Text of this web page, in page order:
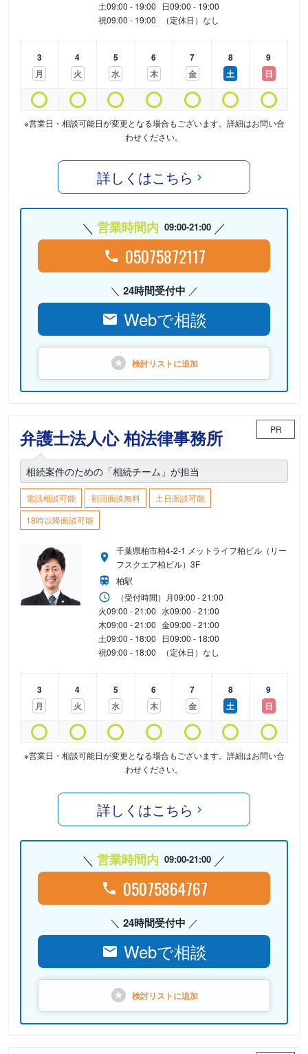
土09:00 - 19:00 日09:00 - 19:00
祝09:00 - 19:00 （定休日）なし
3
月
4
火
5
水
6
木
7
金
8
土
9
日
※営業日・相談可能日が変更となる場合もございます。詳細はお問い合
わせください。
詳しくはこちら
営業時間内 09:00-21:00
05075872117
24時間受付中
Webで相談
検討リストに追加
弁護士法人心 柏法律事務所 PR
相続案件のための「相続チーム」が担当
電話相談可能 初回面談無料
土日面談可能
18時以降面談可能
千葉県柏市柏4-2-1 メットライフ柏ビル（リー
フスクエア柏ビル）3F
柏駅
（受付時間） 月09:00 - 21:00
火09:00 - 21:00 水09:00 - 21:00
木09:00 - 21:00 金09:00 - 21:00
土09:00 - 18:00 日09:00 - 18:00
祝09:00 - 18:00 （定休日）なし
3
月
4
火
5
水
6
木
7
金
8
土
9
日
※営業日・相談可能日が変更となる場合もございます。詳細はお問い合
わせください。
詳しくはこちら
営業時間内 09:00-21:00
05075864767
24時間受付中
Webで相談
検討リストに追加